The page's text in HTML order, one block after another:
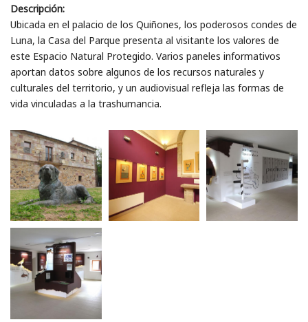
Descripción:
Ubicada en el palacio de los Quiñones, los poderosos condes de
Luna, la Casa del Parque presenta al visitante los valores de
este Espacio Natural Protegido. Varios paneles informativos
aportan datos sobre algunos de los recursos naturales y
culturales del territorio, y un audiovisual refleja las formas de
vida vinculadas a la trashumancia.